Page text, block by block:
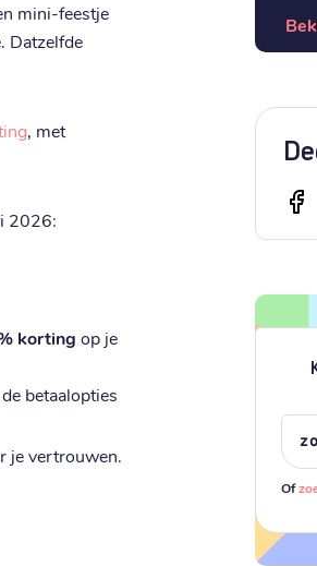
mini-feestje
Datzelfde
, met
2026:
korting op je
betaalopties
je vertrouwen.
Of